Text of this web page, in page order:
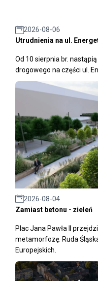
2026-08-06
Utrudnienia na ul.
Od 10 sierpnia br.
drogowego na części ul.
2026-08-04
Zamiast betonu - zieleń
Plac Jana Pawła II
metamorfozę. Ruda
Europejskich.